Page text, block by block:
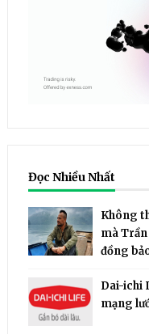
Đọc Nhiều Nhất
Không
mà Trần
đồng
Dai-ichi
mạng